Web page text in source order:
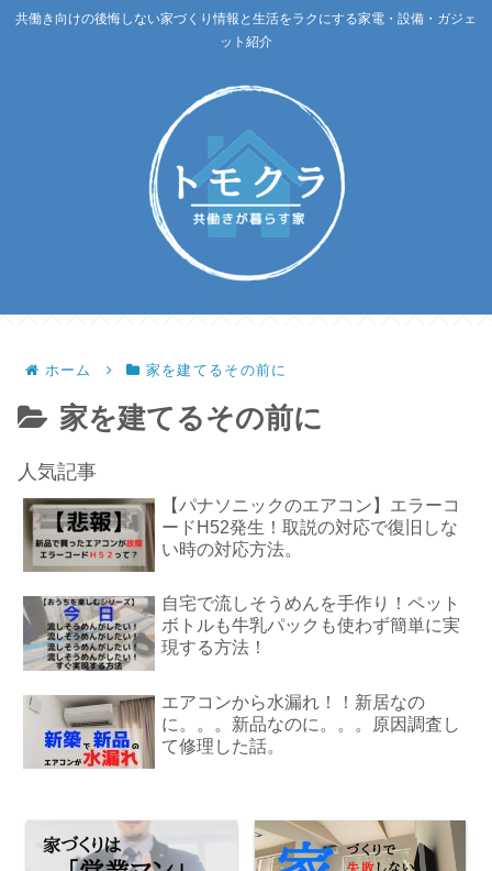
共働き向けの後悔しない家づくり情報と生活をラクにする家電・設備・ガジェ
ット紹介
ホーム 家を建てるその前に
家を建てるその前に
人気記事
【パナソニックのエアコン】エラーコ
ードH52発生！取説の対応で復旧しな
い時の対応方法。
自宅で流しそうめんを手作り！ペット
ボトルも牛乳パックも使わず簡単に実
現する方法！
エアコンから水漏れ！！新居なの
に。。。新品なのに。。。原因調査し
て修理した話。